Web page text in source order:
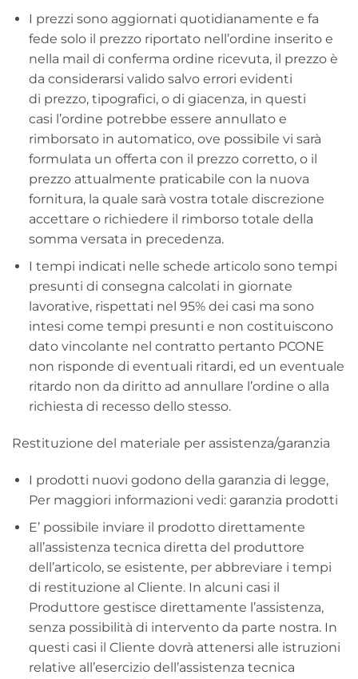
I prezzi sono aggiornati quotidianamente e fa
fede solo il prezzo riportato nell’ordine inserito e
nella mail di conferma ordine ricevuta, il prezzo è
da considerarsi valido salvo errori evidenti
di prezzo, tipografici, o di giacenza, in questi
casi l’ordine potrebbe essere annullato e
rimborsato in automatico, ove possibile vi sarà
formulata un offerta con il prezzo corretto, o il
prezzo attualmente praticabile con la nuova
fornitura, la quale sarà vostra totale discrezione
accettare o richiedere il rimborso totale della
somma versata in precedenza.
I tempi indicati nelle schede articolo sono tempi
presunti di consegna calcolati in giornate
lavorative, rispettati nel 95% dei casi ma sono
intesi come tempi presunti e non costituiscono
dato vincolante nel contratto pertanto PCONE
non risponde di eventuali ritardi, ed un eventuale
ritardo non da diritto ad annullare l’ordine o alla
richiesta di recesso dello stesso.
Restituzione del materiale per assistenza/garanzia
I prodotti nuovi godono della garanzia di legge,
Per maggiori informazioni vedi: garanzia prodotti
E’ possibile inviare il prodotto direttamente
all’assistenza tecnica diretta del produttore
dell’articolo, se esistente, per abbreviare i tempi
di restituzione al Cliente. In alcuni casi il
Produttore gestisce direttamente l’assistenza,
senza possibilità di intervento da parte nostra. In
questi casi il Cliente dovrà attenersi alle istruzioni
relative all’esercizio dell’assistenza tecnica